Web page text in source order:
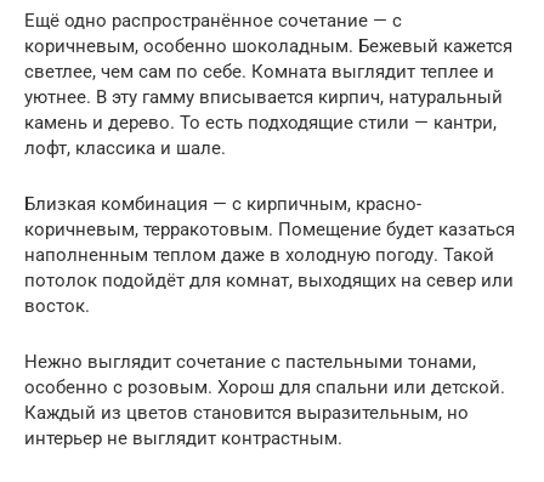
Ещё одно распространённое сочетание — с
коричневым, особенно шоколадным. Бежевый кажется
светлее, чем сам по себе. Комната выглядит теплее и
уютнее. В эту гамму вписывается кирпич, натуральный
камень и дерево. То есть подходящие стили — кантри,
лофт, классика и шале.
Близкая комбинация — с кирпичным, красно-
коричневым, терракотовым. Помещение будет казаться
наполненным теплом даже в холодную погоду. Такой
потолок подойдёт для комнат, выходящих на север или
восток.
Нежно выглядит сочетание с пастельными тонами,
особенно с розовым. Хорош для спальни или детской.
Каждый из цветов становится выразительным, но
интерьер не выглядит контрастным.